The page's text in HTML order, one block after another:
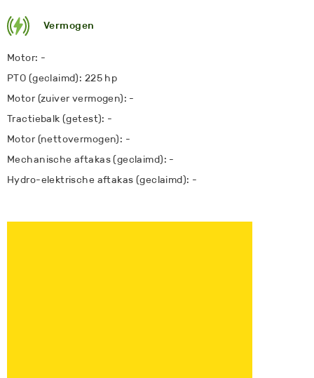
Vermogen
Motor: -
PTO (geclaimd): 225 hp
Motor (zuiver vermogen): -
Tractiebalk (getest): -
Motor (nettovermogen): -
Mechanische aftakas (geclaimd): -
Hydro-elektrische aftakas (geclaimd): -